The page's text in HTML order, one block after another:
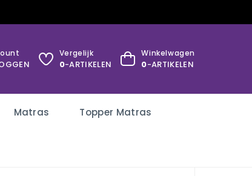
Vergelijk
0-ARTIKELEN
Winkelwagen
0-ARTIKELEN
Matras Topper Matras